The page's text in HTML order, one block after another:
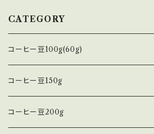
CATEGORY
コーヒー豆100g(60g)
コーヒー豆150g
コーヒー豆200g